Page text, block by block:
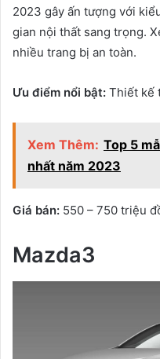
2023 gây ấn tượng với
gian nội thất sang trọng.
nhiều trang bị an toàn.
Ưu điểm nổi bật: Thiết kế
Xem Thêm: Top 5
nhất năm 2023
Giá bán: 550 – 750 triệu
Mazda3